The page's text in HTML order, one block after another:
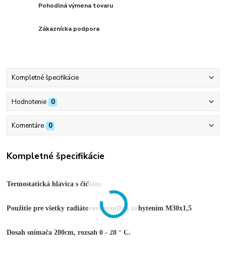
Pohodlná výmena tovaru
Zákaznícka podpora
Kompletné špecifikácie
Hodnotenie 0
Komentáre 0
Kompletné špecifikácie
Termostatická hlavica s čidlom
Použitie pre všetky radiátorové ventily s uchytením M30x1,5
Dosah snímača 200cm, rozsah 0 - 28 ° C.